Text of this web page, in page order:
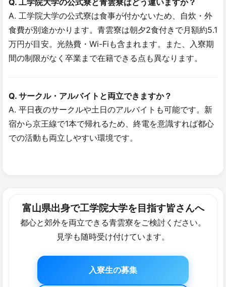
Q. 工学院大学の公式寮と青雲寮はどう違いますか？
A. 工学院大学の公式寮は食事が付かないため、自炊・外
食費が別途かかります。青雲寮は朝夕2食付きで月額約5.1
万円が目安。光熱費・Wi-Fiも含まれます。また、入寮期
間の制限がなく卒業まで在籍できる点も異なります。
Q. サークル・アルバイトと両立できますか？
A. 平日夜のサークルや土日のアルバイトも可能です。新
宿から京王線で1本で帰れるため、終電を意識すれば都心
での活動も両立しやすい環境です。
富山県出身で​工学院大学を​目指す皆さん​へ
都心と郊外を両立できる青雲寮をご検討ください。
見学も随時受け付けています。
入寮生の募集